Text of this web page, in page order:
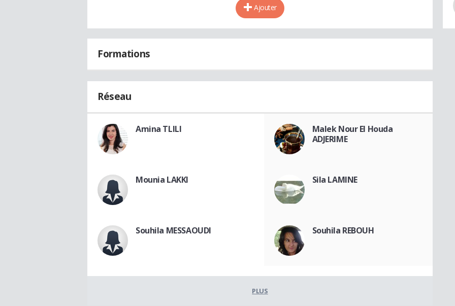
Ajouter
Formations
Réseau
Amina TLILI
Malek Nour El Houda
ADJERIME
Mounia LAKKI Sila LAMINE
Souhila MESSAOUDI Souhila REBOUH
PLUS